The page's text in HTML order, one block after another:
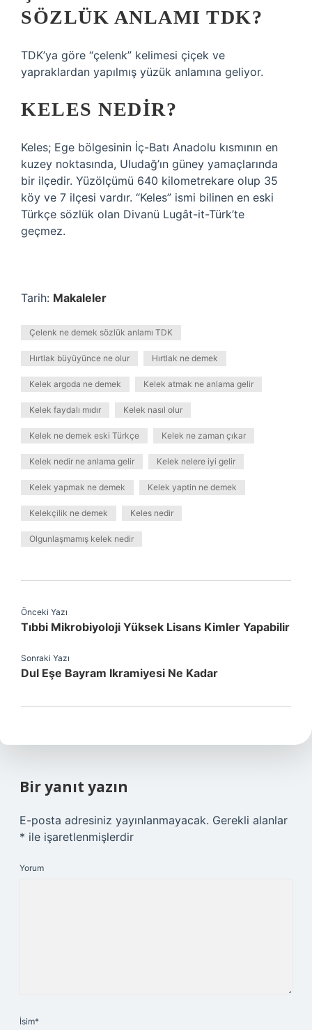
SÖZLÜK ANLAMI TDK?
TDK’ya göre “çelenk” kelimesi çiçek ve
yapraklardan yapılmış yüzük anlamına geliyor.
KELES NEDIR?
Keles; Ege bölgesinin İç-Batı Anadolu kısmının en
kuzey noktasında, Uludağ’ın güney yamaçlarında
bir ilçedir. Yüzölçümü 640 kilometrekare olup 35
köy ve 7 ilçesi vardır. “Keles” ismi bilinen en eski
Türkçe sözlük olan Divanü Lugât-it-Türk’te
geçmez.
Tarih: Makaleler
Çelenk ne demek sözlük anlamı TDK
Hırtlak büyüyünce ne olur Hırtlak ne demek
Kelek argoda ne demek Kelek atmak ne anlama gelir
Kelek faydalı mıdır Kelek nasıl olur
Kelek ne demek eski Türkçe Kelek ne zaman çıkar
Kelek nedir ne anlama gelir Kelek nelere iyi gelir
Kelek yapmak ne demek Kelek yaptin ne demek
Kelekçilik ne demek Keles nedir
Olgunlaşmamış kelek nedir
Önceki Yazı
Tıbbi Mikrobiyoloji Yüksek Lisans Kimler Yapabilir
Sonraki Yazı
Dul Eşe Bayram Ikramiyesi Ne Kadar
Bir yanıt yazın
E-posta adresiniz yayınlanmayacak. Gerekli alanlar
* ile işaretlenmişlerdir
Yorum
İsim*